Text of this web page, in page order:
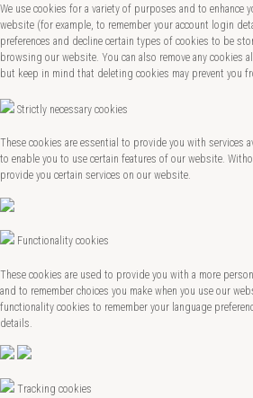
We use cookies for a variety of purposes and to enhance
website (for example, to remember your account login
preferences and decline certain types of cookies to be
browsing our website. You can also remove any cookies
but keep in mind that deleting cookies may prevent you
Strictly necessary cookies
These cookies are essential to provide you with services
to enable you to use certain features of our website.
provide you certain services on our website.
Functionality cookies
These cookies are used to provide you with a more
and to remember choices you make when you use our
functionality cookies to remember your language
details.
Tracking cookies